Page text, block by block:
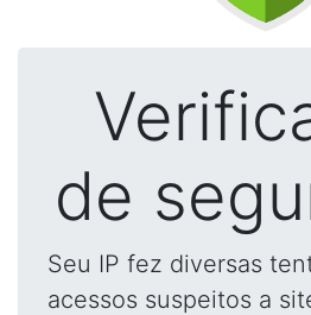
de
Seu IP fez diversas
acessos suspeitos a